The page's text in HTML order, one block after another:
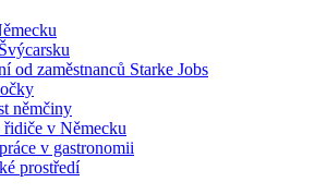
od zaměstnanců Starke Jobs
němčiny
řidiče v Německu
v gastronomii
prostředí